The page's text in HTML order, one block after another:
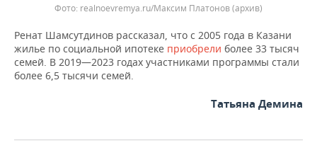
realnoevremya.ru/Максим Платонов (архив)
Ренат Шамсутдинов рассказал, что с 2005 года в Казани
жилье по социальной ипотеке приобрели более 33 тысяч
семей. В 2019—2023 годах участниками программы стали
более 6,5 тысячи семей.
Татьяна Демина